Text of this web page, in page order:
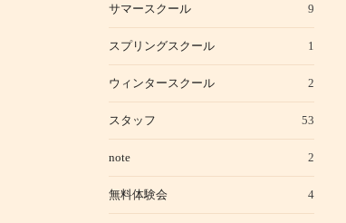
サマースクール 9
スプリングスクール 1
ウィンタースクール 2
スタッフ 53
note 2
無料体験会 4